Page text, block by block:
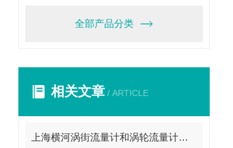
全部产品分类
相关文章 / ARTICLE
上海横河涡街流量计和涡轮流量计不是一回事